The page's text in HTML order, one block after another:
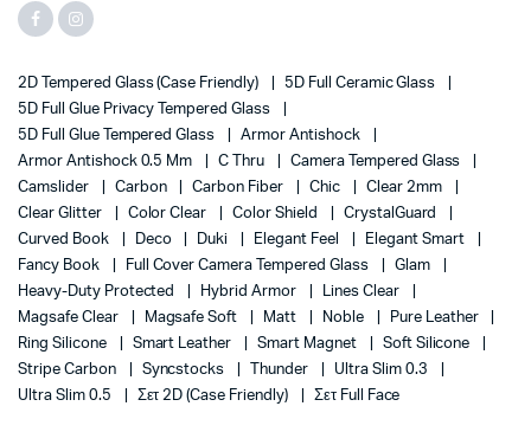
2D Tempered Glass (case Friendly)
5D Full Ceramic Glass
5D Full Glue Privacy Tempered Glass
5D Full Glue Tempered Glass
Armor Antishock
Armor Antishock 0.5 Mm
C Thru
Camera Tempered Glass
Camslider
Carbon Carbon Fiber Chic
Clear 2mm
Clear Glitter
Color Clear Color Shield
CrystalGuard
Curved Book
Deco Duki Elegant Feel
Elegant Smart
Fancy Book
Full Cover Camera Tempered Glass
Glam
Heavy-Duty Protected
Hybrid Armor
Lines Clear
Magsafe Clear
Magsafe Soft Matt Noble
Pure Leather
Ring Silicone
Smart Leather Smart Magnet
Soft Silicone
Stripe Carbon
Syncstocks Thunder
Ultra Slim 0.3
Ultra Slim 0.5
Σετ 2D (case Friendly) Σετ Full Face